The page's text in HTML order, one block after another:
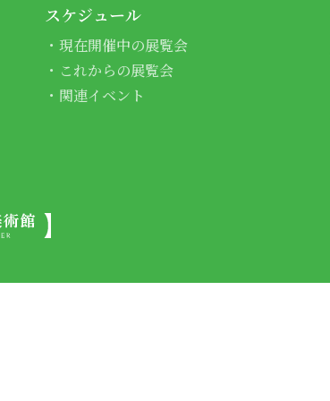
スケジュール
現在開催中の展覧会
これからの展覧会
関連イベント